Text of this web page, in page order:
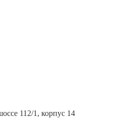
112/1, корпус 14